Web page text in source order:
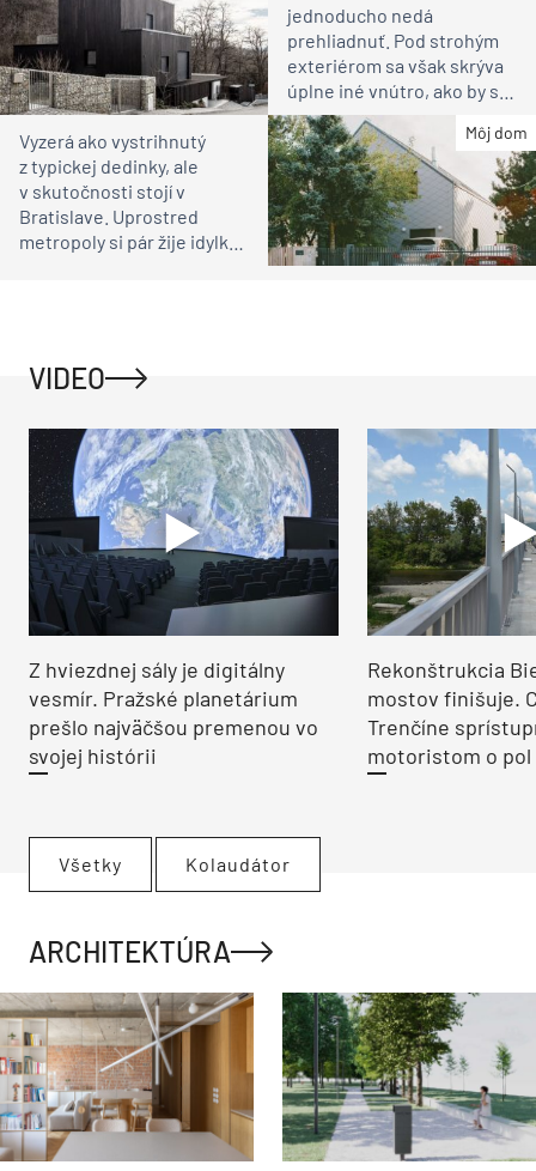
jednoducho nedá
prehliadnuť. Pod strohým
exteriérom sa však skrýva
úplne iné vnútro, ako by ste
čakali
Môj dom
Vyzerá ako vystrihnutý
z typickej dedinky, ale
v skutočnosti stojí v
Bratislave. Uprostred
metropoly si pár žije idylku
VIDEO
Z hviezdnej sály je digitálny
vesmír. Pražské planetárium
prešlo najväčšou premenou vo
svojej histórii
Rekonštrukcia
mostov finišuje.
Trenčíne
motoristom o pol
Všetky Kolaudátor
ARCHITEKTÚRA